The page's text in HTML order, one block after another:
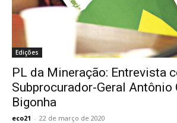
Edições
PL da Mineração: Entrevista
Subprocurador-Geral Antônio
Bigonha
eco21 - 22 de março de 2020